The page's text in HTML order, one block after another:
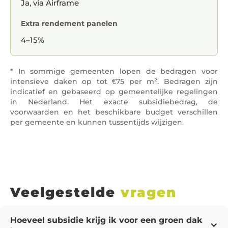
Ja, via Airframe
Extra rendement panelen
4–15%
* In sommige gemeenten lopen de bedragen voor
intensieve daken op tot €75 per m². Bedragen zijn
indicatief en gebaseerd op gemeentelijke regelingen
in Nederland. Het exacte subsidiebedrag, de
voorwaarden en het beschikbare budget verschillen
per gemeente en kunnen tussentijds wijzigen.
Veelgesteldevragen
Hoeveel subsidie krijg ik voor een groen dak